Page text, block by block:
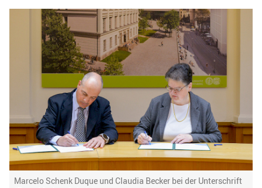
Marcelo Schenk Duque und Claudia Becker bei der Unterschrift